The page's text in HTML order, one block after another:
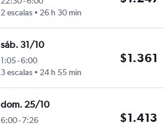
2 escalas
26 h 30 min
sáb. 31/10
1:05-6:00
3 escalas
24 h 55 min
$1.361
dom. 25/10
6:00-7:26
$1.413